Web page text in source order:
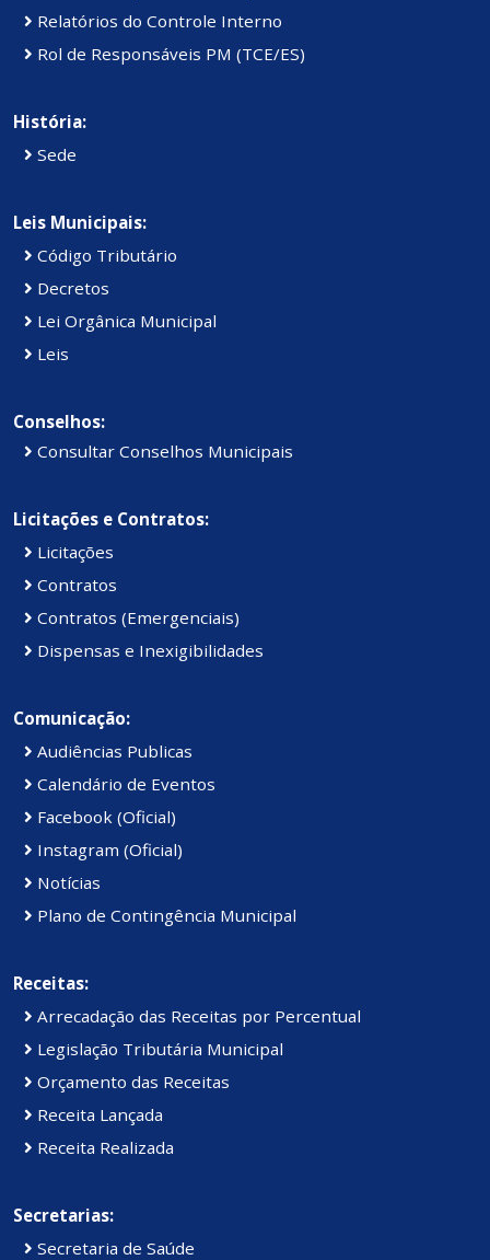
Relatórios do Controle Interno
Rol de Responsáveis PM (TCE/ES)
História:
Sede
Leis Municipais:
Código Tributário
Decretos
Lei Orgânica Municipal
Leis
Conselhos:
Consultar Conselhos Municipais
Licitações e Contratos:
Licitações
Contratos
Contratos (Emergenciais)
Dispensas e Inexigibilidades
Comunicação:
Audiências Publicas
Calendário de Eventos
Facebook (Oficial)
Instagram (Oficial)
Notícias
Plano de Contingência Municipal
Receitas:
Arrecadação das Receitas por Percentual
Legislação Tributária Municipal
Orçamento das Receitas
Receita Lançada
Receita Realizada
Secretarias:
Secretaria de Saúde